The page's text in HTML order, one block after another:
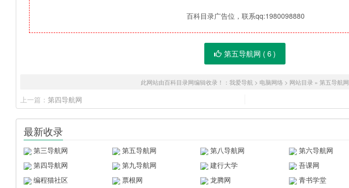
百科目录广告位，联系qq:1980098880
第五导航网 ( 6)
此网站由百科目录网编辑收录！： 我爱导航 > 电脑网络 > 网站目录» 第五导航网
上一篇： 第四导航网
最新收录
第三导航网 第五导航网 第八导航网 第六导航网
第四导航网
第九导航网 建行大学 吾课网
编程猫社区
票根网 龙腾网 青书学堂